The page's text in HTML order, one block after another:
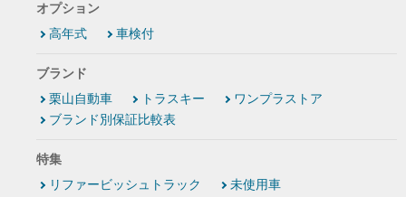
オプション
高年式
車検付
ブランド
栗山自動車
トラスキー
ワンプラストア
ブランド別保証比較表
特集
リファービッシュトラック
未使用車